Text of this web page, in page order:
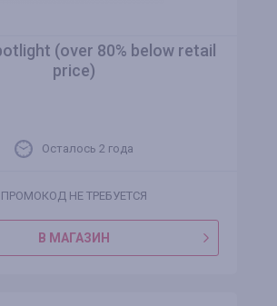
(over 80% below retail
price)
Осталось 2 года
ПРОМОКОД НЕ ТРЕБУЕТСЯ
В МАГАЗИН